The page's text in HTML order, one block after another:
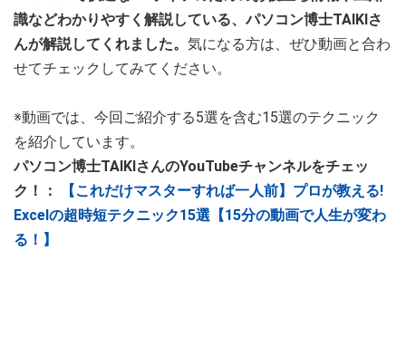
識などわかりやすく解説している、パソコン博士TAIKIさ
んが解説してくれました。 気になる方は、ぜひ動画と合わ
せてチェックしてみてください。
※動画では、今回ご紹介する5選を含む15選のテクニック
を紹介しています。
パソコン博士TAIKIさんのYouTubeチャンネルをチェッ
ク！：
【これだけマスターすれば一人前】プロが教える!
Excelの超時短テクニック15選【15分の動画で人生が変わ
る！】